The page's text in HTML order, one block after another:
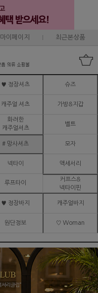
마이페이지 최근본상품
♥ 정장셔츠 슈즈
캐주얼 셔츠 가방&지갑
화려한
캐주얼셔츠
벨트
# 망사셔츠 모자
넥타이 액세서리
루프타이
커프스&
넥타이핀
♥ 정장바지 캐주얼바지
원단정보 ♡ Woman